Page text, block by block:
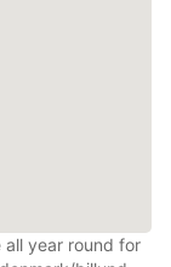
all year round for